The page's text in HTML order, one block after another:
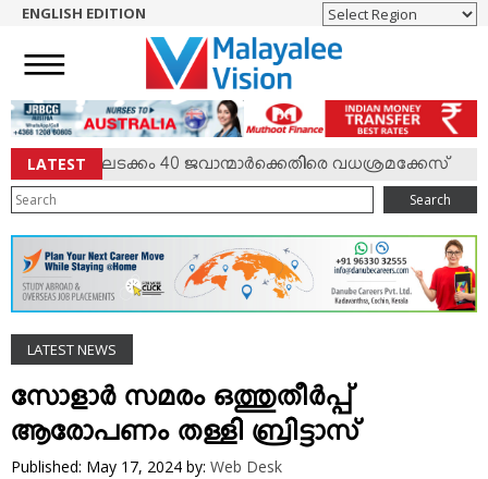
NEWS
ENGLISH
NRI
ENTERTAINMENT
MV SPECIAL
SPORTS
LIFESTYLE
TECH & AUTO
SOCIAL SPHERE
EDITORIAL
ARTS & LITERATURE
MAGAZINE
ENGLISH EDITION
LATEST 40 ജവാന്മാര്‍ക്കെതിരെ വധശ്രമക്കേസ്
Search
LATEST NEWS
സോളാര്‍ സമരം ഒത്തുതീര്‍പ്പ്
ആരോപണം തള്ളി ബ്രിട്ടാസ്
Published: May 17, 2024 by: Web Desk